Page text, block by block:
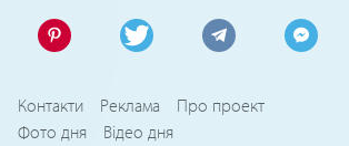
Контакти Реклама
Про проект
Фото дня
Відео дня